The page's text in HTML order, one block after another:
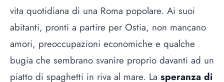
vita quotidiana di una Roma popolare. Ai suoi
abitanti, pronti a partire per Ostia, non mancano
amori, preoccupazioni economiche e qualche
bugia che sembrano svanire proprio davanti ad un
piatto di spaghetti in riva al mare. La speranza di